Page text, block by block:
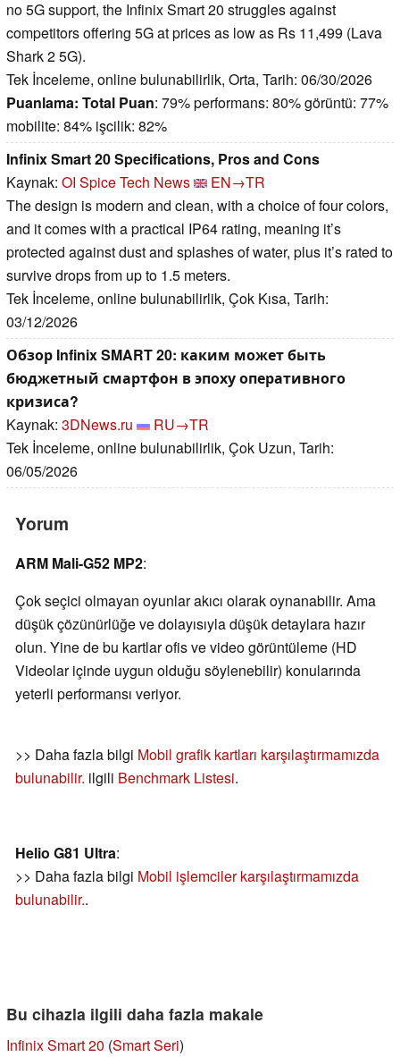
no 5G support, the Infinix Smart 20 struggles against
competitors offering 5G at prices as low as Rs 11,499 (Lava
Shark 2 5G).
Tek İnceleme, online bulunabilirlik, Orta, Tarih: 06/30/2026
Puanlama: Total Puan: 79% performans: 80% görüntü: 77%
mobilite: 84% işcilik: 82%
Infinix Smart 20 Specifications, Pros and Cons
Kaynak: OI Spice Tech News
EN→TR
The design is modern and clean, with a choice of four colors,
and it comes with a practical IP64 rating, meaning it’s
protected against dust and splashes of water, plus it’s rated to
survive drops from up to 1.5 meters.
Tek İnceleme, online bulunabilirlik, Çok Kısa, Tarih:
03/12/2026
Обзор Infinix SMART 20: каким может быть
бюджетный смартфон в эпоху оперативного
кризиса?
Kaynak: 3DNews.ru
RU→TR
Tek İnceleme, online bulunabilirlik, Çok Uzun, Tarih:
06/05/2026
Yorum
ARM Mali-G52 MP2:
Çok seçici olmayan oyunlar akıcı olarak oynanabilir. Ama
düşük çözünürlüğe ve dolayısıyla düşük detaylara hazır
olun. Yine de bu kartlar ofis ve video görüntüleme (HD
Videolar içinde uygun olduğu söylenebilir) konularında
yeterli performansı veriyor.
>> Daha fazla bilgi Mobil grafik kartları karşılaştırmamızda
bulunabilir. ilgili Benchmark Listesi.
Helio G81 Ultra:
>> Daha fazla bilgi Mobil işlemciler karşılaştırmamızda
bulunabilir..
Bu cihazla ilgili daha fazla makale
Infinix Smart 20 (Smart Seri)